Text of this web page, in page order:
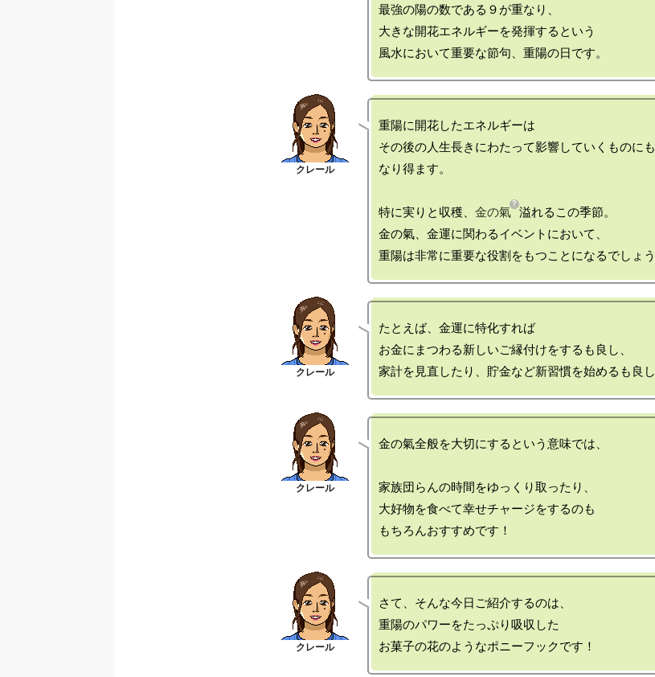
最強の陽の数である９が重なり、
大きな開花エネルギーを発揮するという
重陽に開花したエネルギーは
その後の人生長きにわたって影響していくものにも
なり得ます。
特に実りと収穫、 金の氣 溢れるこの季節。
金の氣、金運に関わるイベントにおいて、
たとえば、金運に特化すれば
お金にまつわる新しいご縁付けをするも良し、
金の氣全般を大切にするという意味では、
家族団らんの時間をゆっくり取ったり、
大好物を食べて幸せチャージをするのも
さて、そんな今日ご紹介するのは、
重陽のパワーをたっぷり吸収した